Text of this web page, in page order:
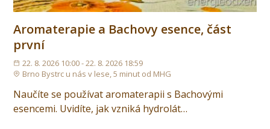
Aromaterapie a Bachovy esence, část
první
22. 8. 2026 10:00 - 22. 8. 2026 18:59
Brno Bystrc u nás v lese, 5 minut od MHG
Naučíte se používat aromaterapii s Bachovými
esencemi. Uvidíte, jak vzniká hydrolát…